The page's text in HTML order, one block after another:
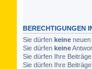
BERECHTIGUNGEN
Sie dürfen keine neuen
Sie dürfen keine
Sie dürfen Ihre
Sie dürfen Ihre